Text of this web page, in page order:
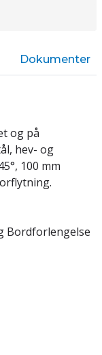
Dokumenter
og på
hev- og
100 mm
Bordforlengelse